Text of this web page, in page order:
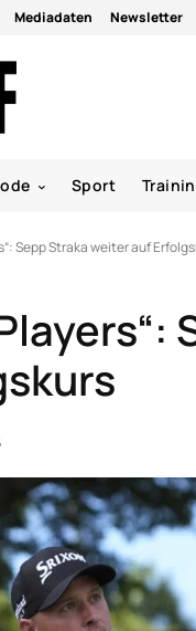
Mediadaten Newsletter
Sport
Sepp Straka weiter auf